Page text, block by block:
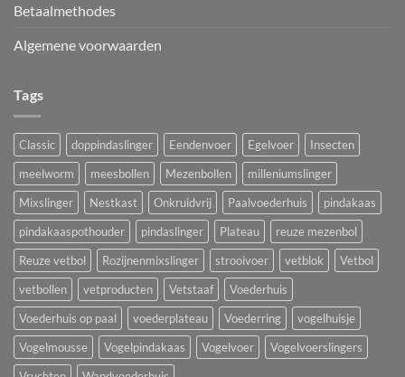
Betaalmethodes
Algemene voorwaarden
Tags
Classic doppindaslinger Eendenvoer Egelvoer
Insecten
meelworm
meesbollen Mezenbollen
milleniumslinger
Mixslinger
Nestkast Onkruidvrij Paalvoederhuis
pindakaas
pindakaaspothouder
pindaslinger Plateau
reuze mezenbol
Reuze vetbol
Rozijnenmixslinger strooivoer vetblok
Vetbol
vetbollen
vetproducten Vetstaaf
Voederhuis
Voederhuis op paal
voederplateau Voederring
vogelhuisje
Vogelmousse
Vogelpindakaas Vogelvoer
Vogelvoerslingers